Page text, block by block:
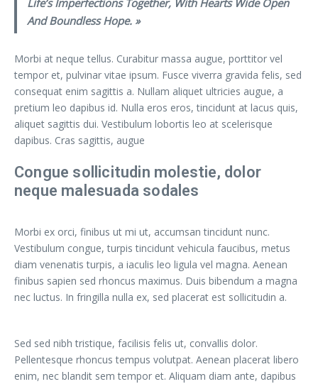
And Boundless Hope. »
Morbi at neque tellus. Curabitur massa augue, porttitor vel
tempor et, pulvinar vitae ipsum. Fusce viverra gravida felis, sed
consequat enim sagittis a. Nullam aliquet ultricies augue, a
pretium leo dapibus id. Nulla eros eros, tincidunt at lacus quis,
aliquet sagittis dui. Vestibulum lobortis leo at scelerisque
dapibus. Cras sagittis, augue
Congue sollicitudin molestie, dolor
neque malesuada sodales
Morbi ex orci, finibus ut mi ut, accumsan tincidunt nunc.
Vestibulum congue, turpis tincidunt vehicula faucibus, metus
diam venenatis turpis, a iaculis leo ligula vel magna. Aenean
finibus sapien sed rhoncus maximus. Duis bibendum a magna
nec luctus. In fringilla nulla ex, sed placerat est sollicitudin a.
Sed sed nibh tristique, facilisis felis ut, convallis dolor.
Pellentesque rhoncus tempus volutpat. Aenean placerat libero
enim, nec blandit sem tempor et. Aliquam diam ante, dapibus